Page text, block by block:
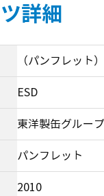
詳細
（パンフレット
ESD
東洋製缶グループ
パンフレット
2010